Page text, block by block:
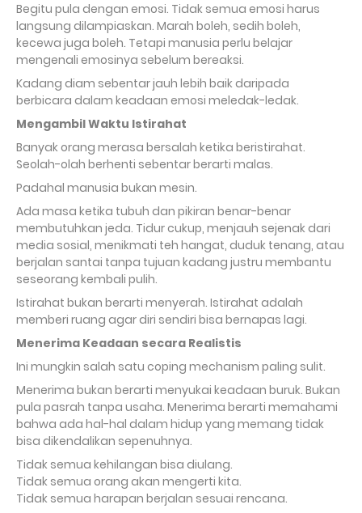
Begitu pula dengan emosi. Tidak semua emosi harus
langsung dilampiaskan. Marah boleh, sedih boleh,
kecewa juga boleh. Tetapi manusia perlu belajar
mengenali emosinya sebelum bereaksi.
Kadang diam sebentar jauh lebih baik daripada
berbicara dalam keadaan emosi meledak-ledak.
Mengambil Waktu Istirahat
Banyak orang merasa bersalah ketika beristirahat.
Seolah-olah berhenti sebentar berarti malas.
Padahal manusia bukan mesin.
Ada masa ketika tubuh dan pikiran benar-benar
membutuhkan jeda. Tidur cukup, menjauh sejenak dari
media sosial, menikmati teh hangat, duduk tenang, atau
berjalan santai tanpa tujuan kadang justru membantu
seseorang kembali pulih.
Istirahat bukan berarti menyerah. Istirahat adalah
memberi ruang agar diri sendiri bisa bernapas lagi.
Menerima Keadaan secara Realistis
Ini mungkin salah satu coping mechanism paling sulit.
Menerima bukan berarti menyukai keadaan buruk. Bukan
pula pasrah tanpa usaha. Menerima berarti memahami
bahwa ada hal-hal dalam hidup yang memang tidak
bisa dikendalikan sepenuhnya.
Tidak semua kehilangan bisa diulang.
Tidak semua orang akan mengerti kita.
Tidak semua harapan berjalan sesuai rencana.